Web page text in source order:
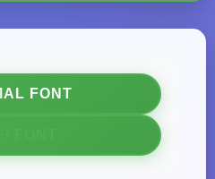
FONT